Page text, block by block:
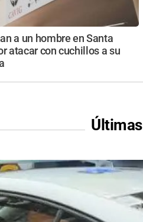
a un hombre en Santa
atacar con cuchillos a su
Últimas